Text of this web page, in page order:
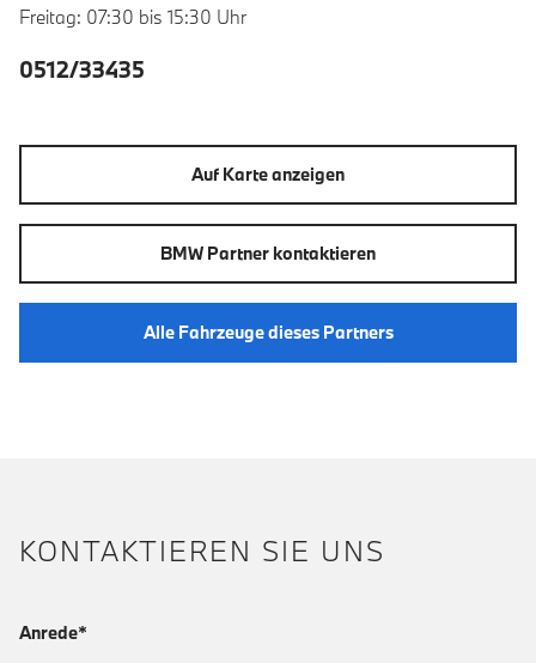
Freitag: 07:30 bis 15:30 Uhr
0512/33435
Auf Karte anzeigen
BMW Partner kontaktieren
Alle Fahrzeuge dieses Partners
KONTAKTIEREN SIE UNS
Anrede*